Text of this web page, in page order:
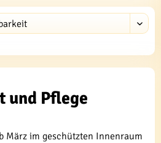
und Pflege
März im geschützten Innenraum